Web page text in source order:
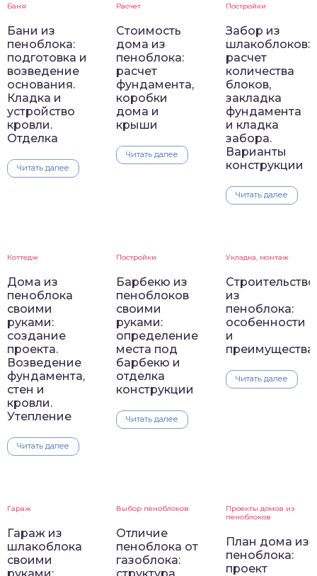
Баня
Бани из
пеноблока:
подготовка и
возведение
основания.
Кладка и
устройство
кровли.
Отделка
Читать далее
Расчет
Стоимость
дома из
пеноблока:
расчет
фундамента,
коробки
дома и
крыши
Читать далее
Постройки
Забор из
шлакоблоков:
расчет
количества
блоков,
закладка
фундамента
и кладка
забора.
Варианты
конструкции
Читать далее
Коттедж
Дома из
пеноблока
своими
руками:
создание
проекта.
Возведение
фундамента,
стен и
кровли.
Утепление
Читать далее
Постройки
Барбекю из
пеноблоков
своими
руками:
определение
места под
барбекю и
отделка
конструкции
Читать далее
Укладка, монтаж
Строительство
из
пеноблока:
особенности
и
преимущества
Читать далее
Гараж
Гараж из
шлакоблока
своими
Выбор пеноблоков
Отличие
пеноблока от
газоблока:
Проекты домов из
пеноблоков
План дома из
пеноблока:
проект